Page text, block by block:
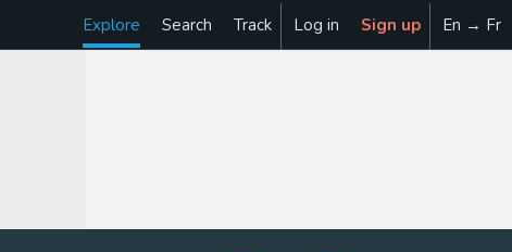
Explore Search Track Log in Sign up En → Fr